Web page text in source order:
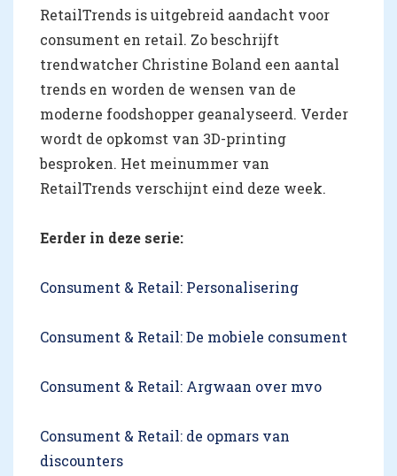
RetailTrends is uitgebreid aandacht voor
consument en retail. Zo beschrijft
trendwatcher Christine Boland een aantal
trends en worden de wensen van de
moderne foodshopper geanalyseerd. Verder
wordt de opkomst van 3D-printing
besproken. Het meinummer van
RetailTrends verschijnt eind deze week.
Eerder in deze serie:
Consument & Retail: Personalisering
Consument & Retail: De mobiele consument
Consument & Retail: Argwaan over mvo
Consument & Retail: de opmars van
discounters